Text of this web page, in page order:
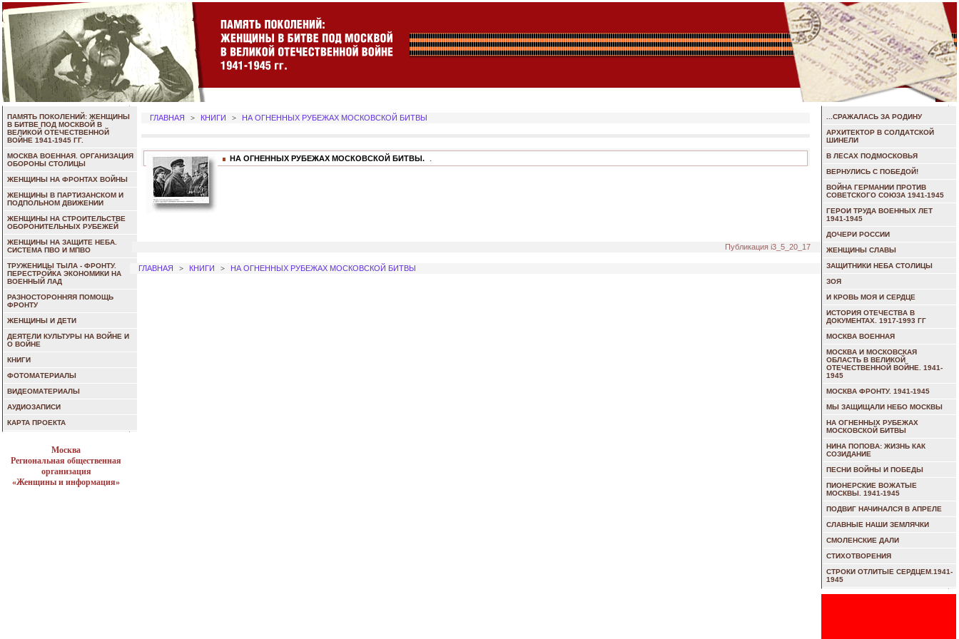
ПАМЯТЬ ПОКОЛЕНИЙ: ЖЕНЩИНЫ
В БИТВЕ ПОД МОСКВОЙ В
ВЕЛИКОЙ ОТЕЧЕСТВЕННОЙ
ВОЙНЕ 1941-1945 ГГ.
МОСКВА ВОЕННАЯ. ОРГАНИЗАЦИЯ
ОБОРОНЫ СТОЛИЦЫ
ЖЕНЩИНЫ НА ФРОНТАХ ВОЙНЫ
ЖЕНЩИНЫ В ПАРТИЗАНСКОМ И
ПОДПОЛЬНОМ ДВИЖЕНИИ
ЖЕНЩИНЫ НА СТРОИТЕЛЬСТВЕ
ОБОРОНИТЕЛЬНЫХ РУБЕЖЕЙ
ЖЕНЩИНЫ НА ЗАЩИТЕ НЕБА.
СИСТЕМА ПВО И МПВО
ТРУЖЕНИЦЫ ТЫЛА - ФРОНТУ.
ПЕРЕСТРОЙКА ЭКОНОМИКИ НА
ВОЕННЫЙ ЛАД
РАЗНОСТОРОННЯЯ ПОМОЩЬ
ФРОНТУ
ЖЕНЩИНЫ И ДЕТИ
ДЕЯТЕЛИ КУЛЬТУРЫ НА ВОЙНЕ И
О ВОЙНЕ
КНИГИ
ФОТОМАТЕРИАЛЫ
ВИДЕОМАТЕРИАЛЫ
АУДИОЗАПИСИ
КАРТА ПРОЕКТА
Москва
Региональная общественная
организация
«Женщины и информация»
ГЛАВНАЯ > КНИГИ > НА ОГНЕННЫХ РУБЕЖАХ МОСКОВСКОЙ БИТВЫ
НА ОГНЕННЫХ РУБЕЖАХ МОСКОВСКОЙ БИТВЫ. .
Публикация i3_5_20_17
ГЛАВНАЯ > КНИГИ > НА ОГНЕННЫХ РУБЕЖАХ МОСКОВСКОЙ БИТВЫ
...СРАЖАЛАСЬ ЗА РОДИНУ
АРХИТЕКТОР В СОЛДАТСКОЙ
ШИНЕЛИ
В ЛЕСАХ ПОДМОСКОВЬЯ
ВЕРНУЛИСЬ С ПОБЕДОЙ!
ВОЙНА ГЕРМАНИИ ПРОТИВ
СОВЕТСКОГО СОЮЗА 1941-1945
ГЕРОИ ТРУДА ВОЕННЫХ ЛЕТ
1941-1945
ДОЧЕРИ РОССИИ
ЖЕНЩИНЫ СЛАВЫ
ЗАЩИТНИКИ НЕБА СТОЛИЦЫ
ЗОЯ
И КРОВЬ МОЯ И СЕРДЦЕ
ИСТОРИЯ ОТЕЧЕСТВА В
ДОКУМЕНТАХ. 1917-1993 ГГ
МОСКВА ВОЕННАЯ
МОСКВА И МОСКОВСКАЯ
ОБЛАСТЬ В ВЕЛИКОЙ
ОТЕЧЕСТВЕННОЙ ВОЙНЕ. 1941-
1945
МОСКВА ФРОНТУ. 1941-1945
МЫ ЗАЩИЩАЛИ НЕБО МОСКВЫ
НА ОГНЕННЫХ РУБЕЖАХ
МОСКОВСКОЙ БИТВЫ
НИНА ПОПОВА: ЖИЗНЬ КАК
СОЗИДАНИЕ
ПЕСНИ ВОЙНЫ И ПОБЕДЫ
ПИОНЕРСКИЕ ВОЖАТЫЕ
МОСКВЫ. 1941-1945
ПОДВИГ НАЧИНАЛСЯ В АПРЕЛЕ
СЛАВНЫЕ НАШИ ЗЕМЛЯЧКИ
СМОЛЕНСКИЕ ДАЛИ
СТИХОТВОРЕНИЯ
СТРОКИ ОТЛИТЫЕ СЕРДЦЕМ.1941-
1945